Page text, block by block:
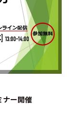
ナー開催